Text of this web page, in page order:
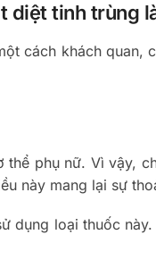
diệt tinh trùng
cách khách
thể phụ nữ. Vì vậy,
này mang lại sự
dụng loại thuốc